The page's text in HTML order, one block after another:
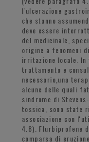
l'ulcerazione
che stanno
deve essere
del medicinale,
origine a fenomeni
irritazione locale.
trattamento e
necessario,una
alcune delle quali
sindrome di
tossica, sono state
associazione con
4.8). Flurbiprofene
comparsa di